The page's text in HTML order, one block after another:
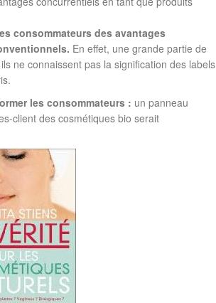
consommateurs des avantages
En effet, une grande partie de
ne connaissent pas la signification des labels
les consommateurs : un panneau
client des cosmétiques bio serait